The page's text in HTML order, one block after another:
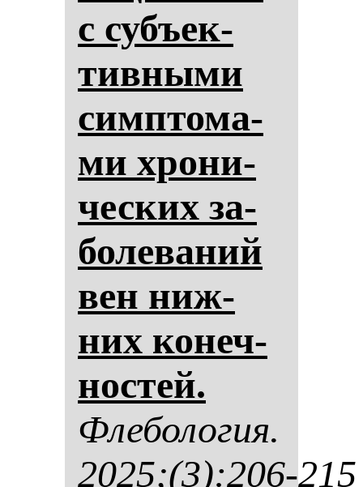
с субъек­
тив­ны­ми
сим­пто­ма­
ми хро­ни­
чес­ких за­
бо­ле­ва­ний
вен ниж­
них ко­неч­
нос­тей.
Фле­бо­ло­гия.
2025;(3):206-215